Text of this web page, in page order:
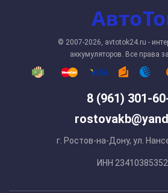
8 (961) 301-
г. Ростов-на-Дону, ул.
ИНН
© 2007-2026, avtotok24.ru -
аккумуляторов. Все права